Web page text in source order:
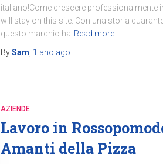
italiano!Come crescere professionalmente
will stay on this site. Con una storia
questo marchio ha Read more…
BySam 1 ano ago
AZIENDE
Lavoro in
Amanti della Pizza